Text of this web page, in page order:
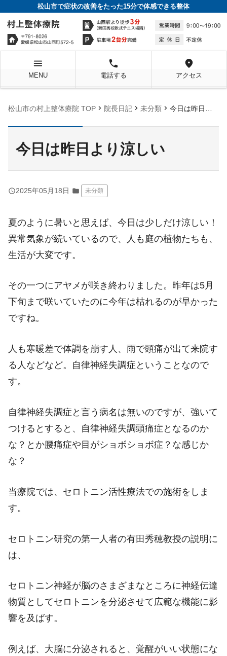
松山市で症状の改善をたった15分で体感できる整体
menu
MENU
local_phone
電話する
location_on
アクセス
松山市の村上整体療院 TOP chevron_right 院長日記 chevron_right 未分類 chevron_right 今日は昨日より涼しい
今日は昨日より涼しい
query_builder2025年05月18日 folder 未分類
夏のように暑いと思えば、今日は少しだけ涼しい！
異常気象が続いているので、人も庭の植物たちも、
生活が大変です。
その一つにアヤメが咲き終わりました。昨年は5月
下旬まで咲いていたのに今年は枯れるのが早かった
ですね。
人も寒暖差で体調を崩す人、雨で頭痛が出て来院す
る人などなど。自律神経失調症ということなので
す。
自律神経失調症と言う病名は無いのですが、強いて
つけるとすると、自律神経失調頭痛症となるのか
な？とか腰痛症や目がショボショボ症？な感じか
な？
当療院では、セロトニン活性療法での施術をしま
す。
セロトニン研究の第一人者の有田秀穂教授の説明に
は、
セロトニン神経が脳のさまざまなところに神経伝達
物質としてセロトニンを分泌させて広範な機能に影
響を及ばす。
例えば、大脳に分泌されると、覚醒がいい状態にな